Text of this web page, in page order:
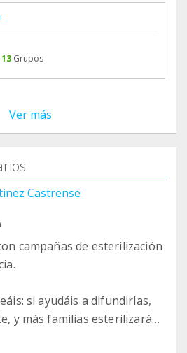
13 Grupos
Ver más
Castrense
campañas de esterilización
si ayudáis a difundirlas,
y más familias esterilizarán